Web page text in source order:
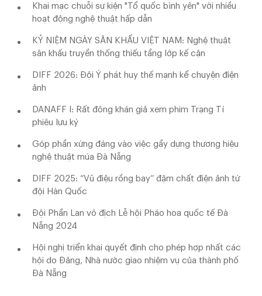
Khai mạc chuỗi sự kiện "Tổ quốc bình yên" với nhiều
hoạt động nghệ thuật hấp dẫn
KỶ NIỆM NGÀY SÂN KHẤU VIỆT NAM: Nghệ thuật
sân khấu truyền thống thiếu tầng lớp kế cận
DIFF 2026: Đội Ý phát huy thế mạnh kể chuyện điện
ảnh
DANAFF I: Rất đông khán giả xem phim Trạng Tí
phiêu lưu ký
Góp phần xứng đáng vào việc gầy dựng thương hiệu
nghệ thuật múa Đà Nẵng
DIFF 2025: “Vũ điệu rồng bay” đậm chất điện ảnh từ
đội Hàn Quốc
Đội Phần Lan vô địch Lễ hội Pháo hoa quốc tế Đà
Nẵng 2024
Hội nghị triển khai quyết định cho phép hợp nhất các
hội do Đảng, Nhà nước giao nhiệm vụ của thành phố
Đà Nẵng